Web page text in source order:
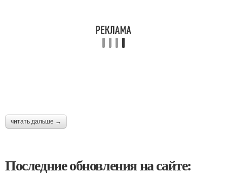
читать дальше →
Последние обновления на сайте: